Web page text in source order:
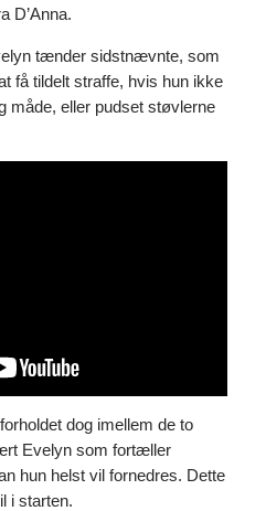
D’Anna.
tænder sidstnævnte, som
få tildelt straffe, hvis hun ikke
måde, eller pudset støvlerne
dog imellem de to
Evelyn som fortæller
hun helst vil fornedres. Dette
i starten.